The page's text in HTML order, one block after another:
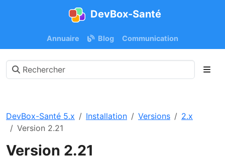
DevBox-Santé
Annuaire Blog Communication
DevBox-Santé 5.x Installation Versions
2.x
Version 2.21
Version 2.21